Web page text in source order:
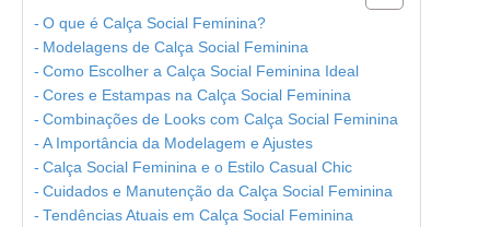
O que é Calça Social Feminina?
Modelagens de Calça Social Feminina
Como Escolher a Calça Social Feminina Ideal
Cores e Estampas na Calça Social Feminina
Combinações de Looks com Calça Social Feminina
A Importância da Modelagem e Ajustes
Calça Social Feminina e o Estilo Casual Chic
Cuidados e Manutenção da Calça Social Feminina
Tendências Atuais em Calça Social Feminina